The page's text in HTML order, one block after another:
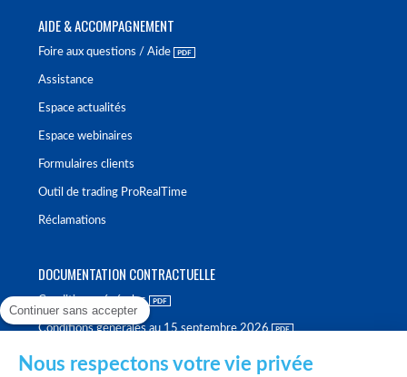
AIDE & ACCOMPAGNEMENT
Foire aux questions / Aide
Assistance
Espace actualités
Espace webinaires
Formulaires clients
Outil de trading ProRealTime
Réclamations
DOCUMENTATION CONTRACTUELLE
Conditions générales
Conditions générales au 15 septembre 2026
Continuer sans accepter
Nous respectons votre vie privée